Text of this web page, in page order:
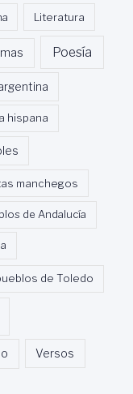
Literatura
Poesía
hispana
manchegos
de Andalucía
de Toledo
Versos